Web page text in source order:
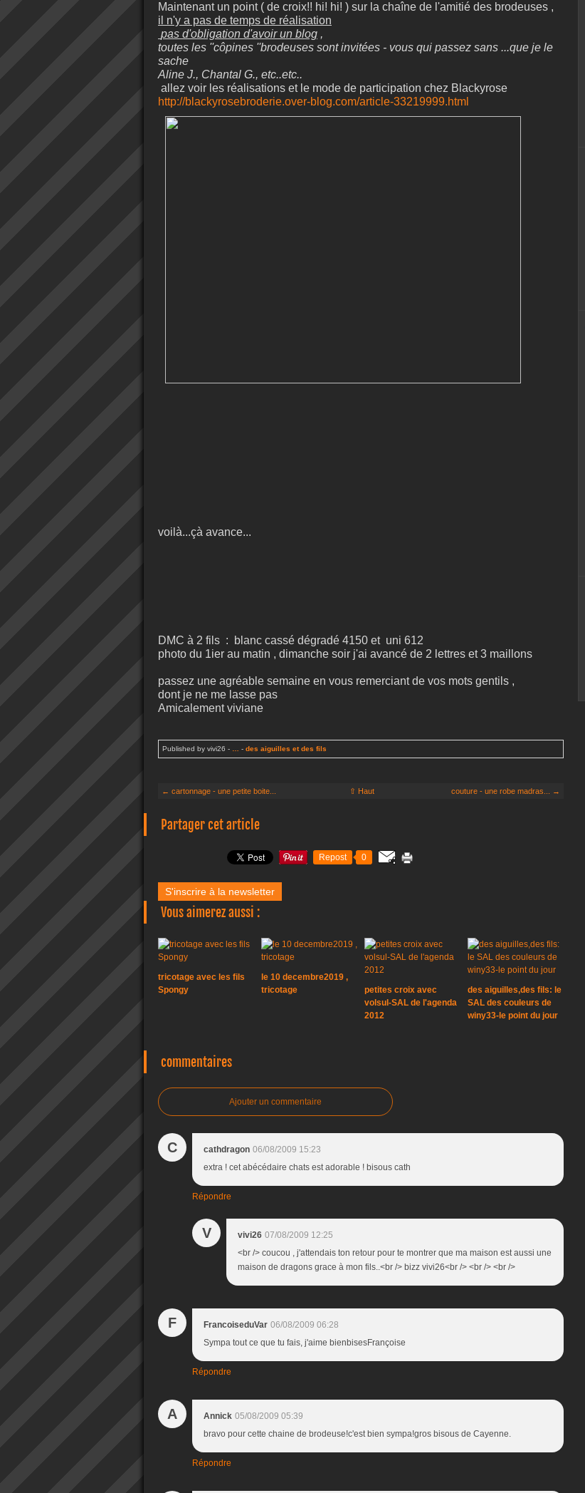
Maintenant un point ( de croix!! hi! hi! ) sur la chaîne de l'amitié des brodeuses ,
il n'y a pas de temps de réalisation
pas d'obligation d'avoir un blog ,
toutes les ''côpines ''brodeuses sont invitées - vous qui passez sans ...que je le
sache
Aline J., Chantal G., etc..etc..
allez voir les réalisations et le mode de participation chez Blackyrose
http://blackyrosebroderie.over-blog.com/article-33219999.html
voilà...çà avance...
DMC à 2 fils : blanc cassé dégradé 4150 et uni 612
photo du 1ier au matin , dimanche soir j'ai avancé de 2 lettres et 3 maillons
passez une agréable semaine en vous remerciant de vos mots gentils ,
dont je ne me lasse pas
Amicalement viviane
Published by vivi26 - - des aiguilles et des fils
← cartonnage - une petite boite... ⇧ Haut couture - une robe madras... →
Partager cet article
Repost 0
S'inscrire à la newsletter
Vous aimerez aussi :
tricotage avec les fils
Spongy
le 10 decembre2019 ,
tricotage
petites croix avec
volsul-SAL de l'agenda
2012
des aiguilles,des fils: le
SAL des couleurs de
winy33-le point du jour
commentaires
Ajouter un commentaire
C cathdragon 06/08/2009 15:23
extra ! cet abécédaire chats est adorable ! bisous cath
Répondre
V vivi26 07/08/2009 12:25
<br /> coucou , j'attendais ton retour pour te montrer que ma maison est aussi une
maison de dragons grace à mon fils..<br /> bizz vivi26<br /> <br /> <br />
F FrancoiseduVar 06/08/2009 06:28
Sympa tout ce que tu fais, j'aime bienbisesFrançoise
Répondre
A Annick 05/08/2009 05:39
bravo pour cette chaine de brodeuse!c'est bien sympa!gros bisous de Cayenne.
Répondre